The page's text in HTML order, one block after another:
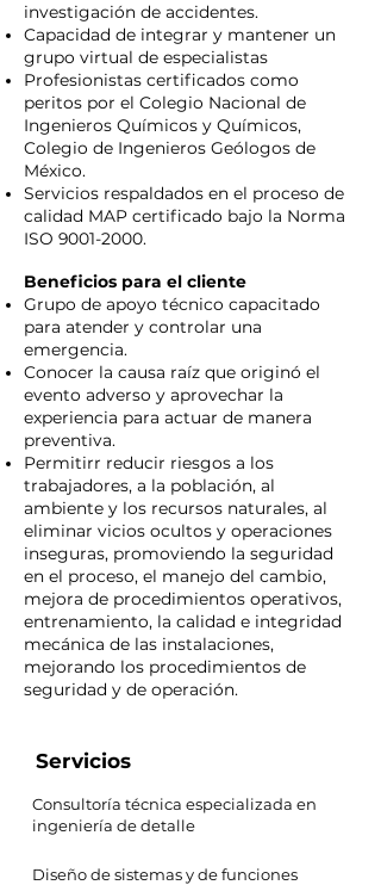
investigación de accidentes.
Capacidad de integrar y mantener un
grupo virtual de especialistas
Profesionistas certificados como
peritos por el Colegio Nacional de
Ingenieros Químicos y Químicos,
Colegio de Ingenieros Geólogos de
México.
Servicios respaldados en el proceso de
calidad MAP certificado bajo la Norma
ISO 9001-2000.
Beneficios para el cliente
Grupo de apoyo técnico capacitado
para atender y controlar una
emergencia.
Conocer la causa raíz que originó el
evento adverso y aprovechar la
experiencia para actuar de manera
preventiva.
Permitirr reducir riesgos a los
trabajadores, a la población, al
ambiente y los recursos naturales, al
eliminar vicios ocultos y operaciones
inseguras, promoviendo la seguridad
en el proceso, el manejo del cambio,
mejora de procedimientos operativos,
entrenamiento, la calidad e integridad
mecánica de las instalaciones,
mejorando los procedimientos de
seguridad y de operación.
Servicios
Consultoría técnica especializada en
ingeniería de detalle
Diseño de sistemas y de funciones